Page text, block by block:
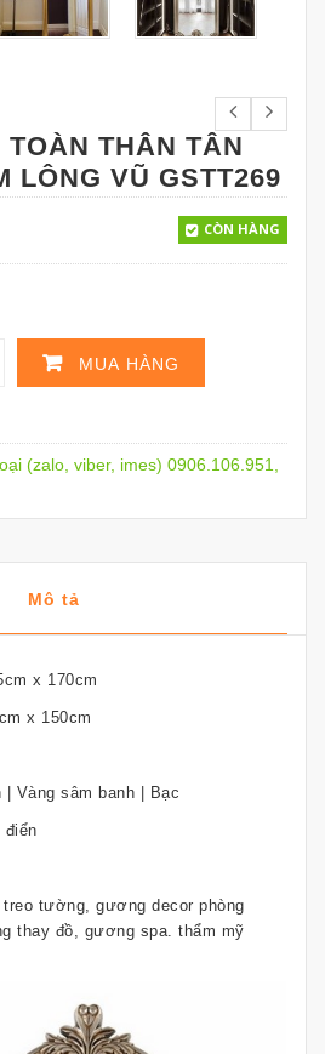
THÂN TÂN
LÔNG VŨ GSTT269
CÒN HÀNG
MUA HÀNG
(zalo, viber, imes) 0906.106.951,
Mô tả
x 170cm
x 150cm
Vàng sâm banh | Bạc
điển
tường, gương decor phòng
thay đồ, gương spa. thẩm mỹ